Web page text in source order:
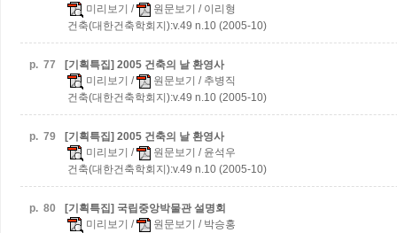
미리보기 / 원문보기 / 이리형
건축(대한건축학회지):v.49 n.10 (2005-10)
p. 77
[기획특집] 2005 건축의 날 환영사
미리보기 / 원문보기 / 추병직
건축(대한건축학회지):v.49 n.10 (2005-10)
p. 79
[기획특집] 2005 건축의 날 환영사
미리보기 / 원문보기 / 윤석우
건축(대한건축학회지):v.49 n.10 (2005-10)
p. 80
[기획특집] 국립중앙박물관 설명회
미리보기 / 원문보기 / 박승홍